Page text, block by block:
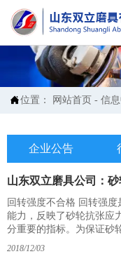
位置： 网站首页 -信
企业公告
山东双立磨具公司：砂
回转强度不合格 回转强
能力，反映了砂轮抗张应
分重要的指标。为保证砂
“致命缺陷”，即“对使用
2018/12/03